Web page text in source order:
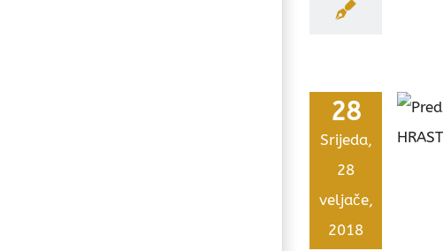
28
Srijeda,
28
veljače,
2018